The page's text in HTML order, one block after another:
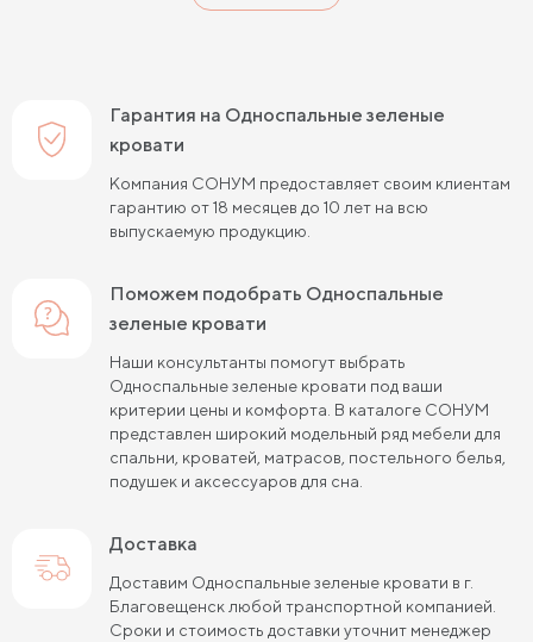
Односпальные кровати 190 см длиной
Односпальные кровати 200 см длиной
Односпальные кровати 80х190 см
Односпальные кровати 90х190 см
Односпальные кровати 90х200 см
Односпальные кровати 120х190 см
Односпальные кровати 120х200 см
Односпальные кровати для взрослых
Гарантия на Односпальные зеленые
кровати
Компания СОНУМ предоставляет своим клиентам
гарантию от 18 месяцев до 10 лет на всю
выпускаемую продукцию.
Поможем подобрать Односпальные
зеленые кровати
Наши консультанты помогут выбрать
Односпальные зеленые кровати под ваши
критерии цены и комфорта. В каталоге СОНУМ
представлен широкий модельный ряд мебели для
спальни, кроватей, матрасов, постельного белья,
подушек и аксессуаров для сна.
Доставка
Доставим Односпальные зеленые кровати в г.
Благовещенск любой транспортной компанией.
Сроки и стоимость доставки уточнит менеджер